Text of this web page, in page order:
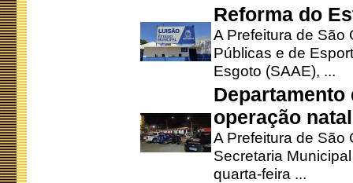
Reforma do
A Prefeitura de São
Públicas e de
Esgoto (SAAE), ...
operação
A Prefeitura de São
Secretaria
quarta-feira ...